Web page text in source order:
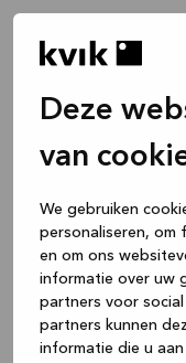
Deze
van
We gebruiken
personaliseren, om
en om ons
informatie over uw
partners voor social
partners kunnen
informatie die u